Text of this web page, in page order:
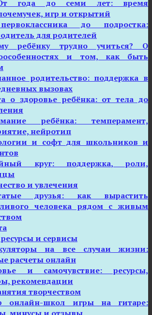
года до семи лет: время
игр и открытий
до подростка:
для родителей
ребёнку трудно учиться? О
и том, как быть
родительство: поддержка в
вызовах
о здоровье ребёнка: от тела до
ребёнка: темперамент,
нейротип
и софт для школьников и
круг: поддержка, роли,
и увлечения
друзья: как вырастить
человека рядом с живым
и сервисы
на все случаи жизни:
расчеты онлайн
и самочувствие: ресурсы,
рекомендации
творчеством
онлайн-школ игры на гитаре: